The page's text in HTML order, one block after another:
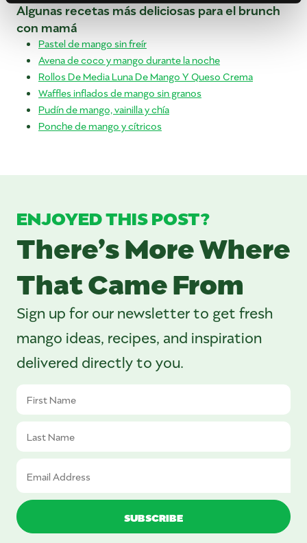
Algunas recetas más deliciosas para el brunch
con mamá
Pastel de mango sin freír
Avena de coco y mango durante la noche
Rollos De Media Luna De Mango Y Queso Crema
Waffles inflados de mango sin granos
Pudín de mango, vainilla y chía
Ponche de mango y cítricos
ENJOYED THIS POST?
There’s More Where
That Came From
Sign up for our newsletter to get fresh
mango ideas, recipes, and inspiration
delivered directly to you.